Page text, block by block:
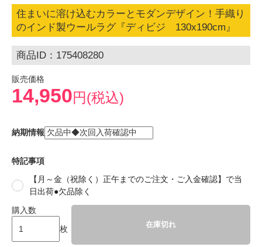
住まいに溶け込むカラーとモダンデザイン！手織り
のインド製ウールラグ『ディビジ 130x190cm』
商品ID：175408280
販売価格
14,950円(税込)
納期情報
特記事項
【月～金（祝除く）正午までのご注文・ご入金確認】で当
日出荷●欠品除く
購入数
枚
在庫切れ